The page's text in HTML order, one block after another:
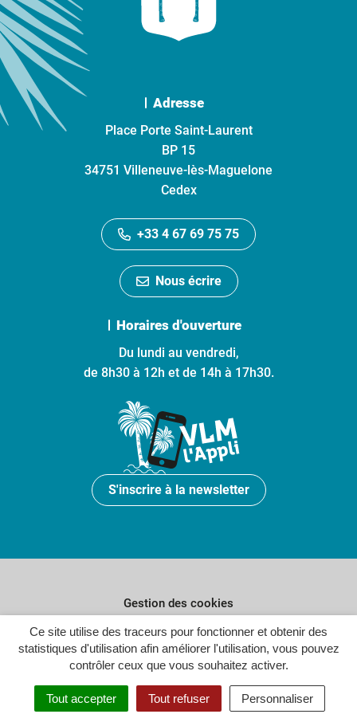
Ce site utilise des traceurs pour fonctionner et obtenir des
statistiques d'utilisation afin améliorer l'utilisation, vous pouvez
contrôler ceux que vous souhaitez activer.
Tout accepter Tout refuser Personnaliser
Adresse
Place Porte Saint-Laurent
BP 15
34751 Villeneuve-lès-Maguelone
Cedex
+33 4 67 69 75 75
Nous écrire
Horaires d'ouverture
Du lundi au vendredi,
de 8h30 à 12h et de 14h à 17h30.
S'inscrire à la newsletter
Gestion des cookies
Plan du site
Politique de confidentialité
Crédits